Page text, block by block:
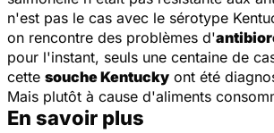
n'est pas le cas avec le sérotype
on rencontre des problèmes d'
pour l'instant, seuls une centaine de
cette souche Kentucky ont été
Mais plutôt à cause d'aliments
En savoir plus